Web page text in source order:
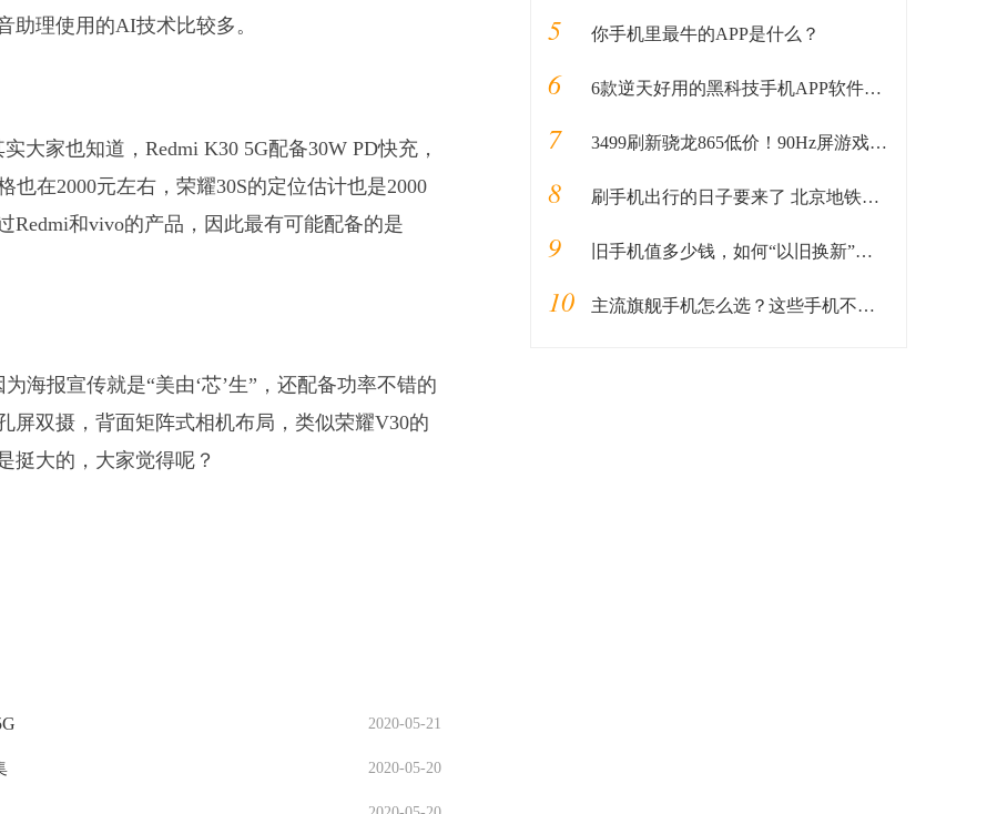
助理使用的AI技术比较多。
大家也知道，Redmi K30 5G配备30W PD快充，
也在2000元左右，荣耀30S的定位估计也是2000
Redmi和vivo的产品，因此最有可能配备的是
海报宣传就是“美由‘芯’生”，还配备功率不错的
屏双摄，背面矩阵式相机布局，类似荣耀V30的
挺大的，大家觉得呢？
2020-05-21
2020-05-20
5 你手机里最牛的APP是什么？
6 6款逆天好用的黑科技手机APP软件，保证你下了再也舍不得删！
7 3499刷新骁龙865低价！90Hz屏游戏手机黑鲨3发布
8 刷手机出行的日子要来了 北京地铁试点“手机一卡通”
9 旧手机值多少钱，如何“以旧换新”换购新款 iPhone？
10 主流旗舰手机怎么选？这些手机不容错过！